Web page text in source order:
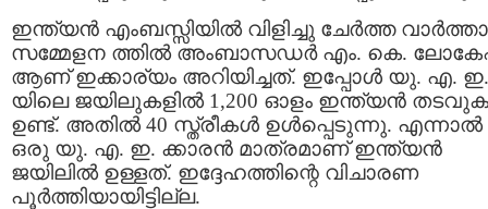
ഇന്ത്യന്‍ എംബസ്സിയില്‍ വിളിച്ചു ചേര്‍ത്ത വാര്‍ത്താ
സമ്മേളന ത്തില്‍ അംബാസഡര്‍ എം. കെ.
ആണ് ഇക്കാര്യം അറിയിച്ചത്‌. ഇപ്പോള്‍ യു. എ. ഇ.
യിലെ ജയിലുകളില്‍ 1,200 ഓളം ഇന്ത്യന്‍
ഉണ്ട്. അതില്‍ 40 സ്ത്രീകള്‍ ഉള്‍പ്പെടുന്നു. എന്നാല്‍
ഒരു യു. എ. ഇ. ക്കാരന്‍ മാത്രമാണ് ഇന്ത്യന്‍
ജയിലില്‍ ഉള്ളത്. ഇദ്ദേഹത്തിന്റെ വിചാരണ
പൂര്‍ത്തിയായിട്ടില്ല.